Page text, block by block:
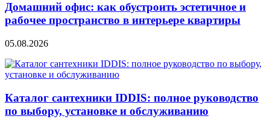
Домашний офис: как обустроить эстетичное и
рабочее пространство в интерьере квартиры
05.08.2026
Каталог сантехники IDDIS: полное руководство
по выбору, установке и обслуживанию